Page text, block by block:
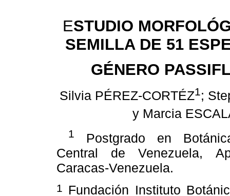
ESTUDIO
SEMILLA DE 51
GÉNERO
Silvia PÉREZ-CORTÉZ1;
y Marcia
1
Postgrado en
Central de Venezuela,
Caracas-Venezuela.
1
Fundación Instituto